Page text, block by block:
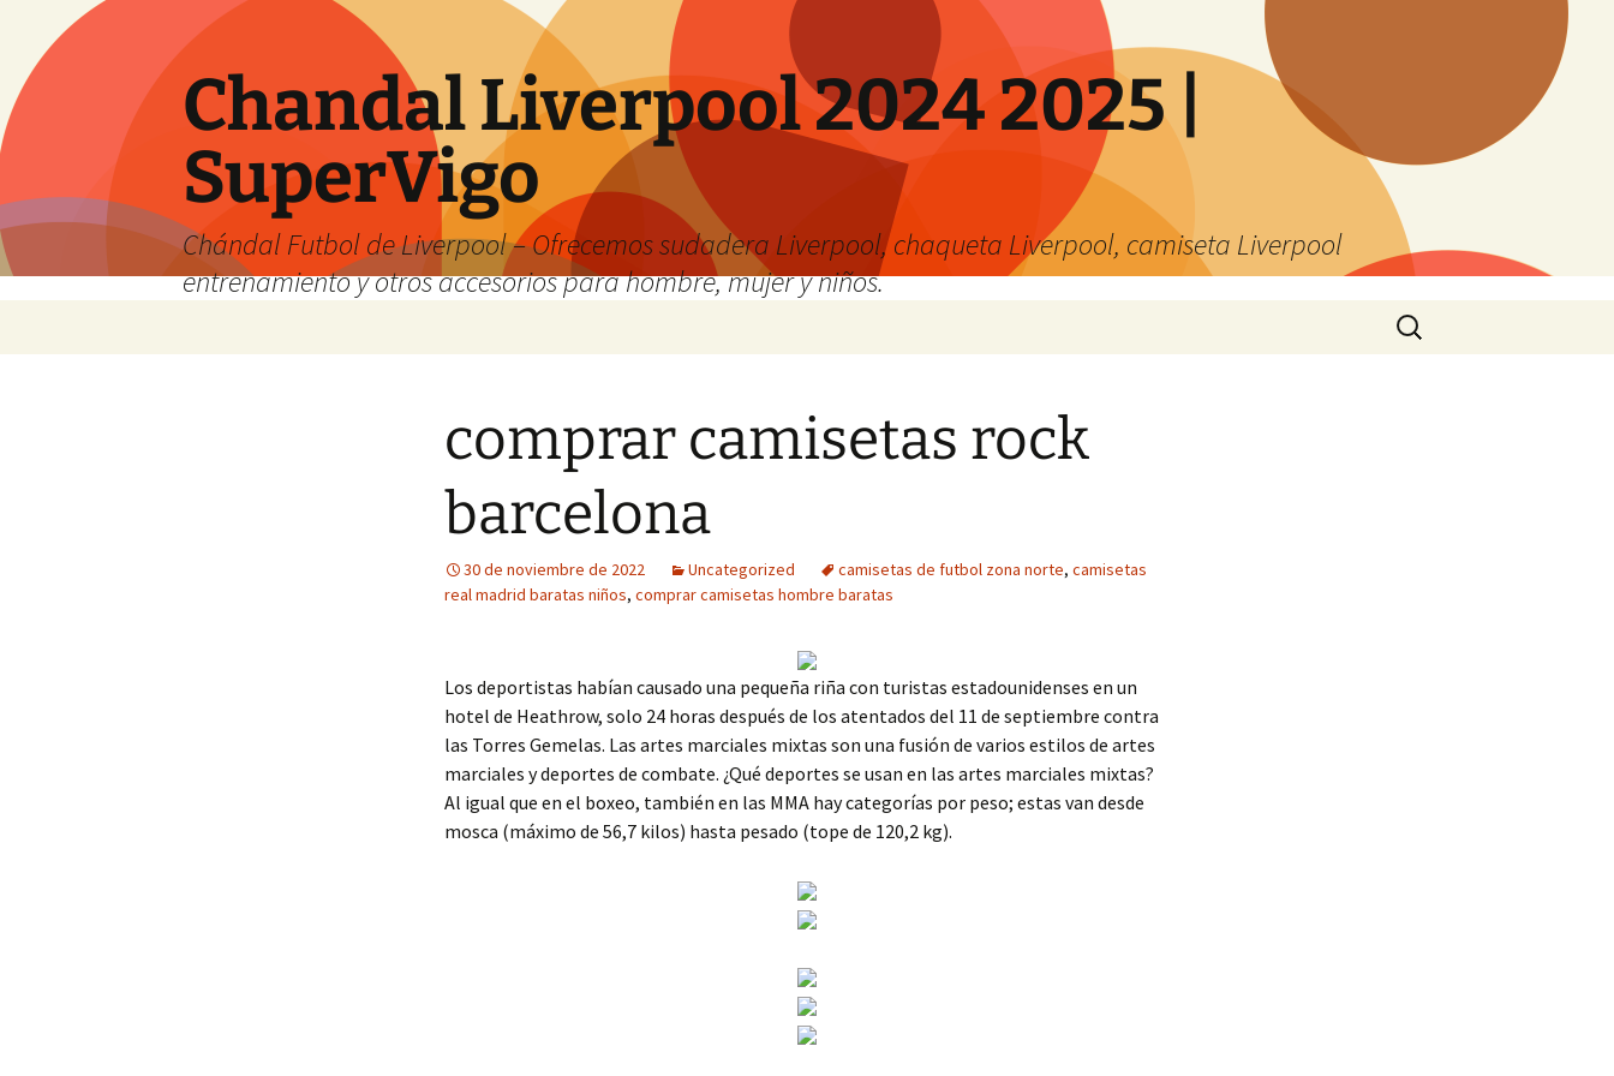
Chandal Liverpool 2024 2025 |
SuperVigo
Chándal Futbol de Liverpool – Ofrecemos sudadera Liverpool, chaqueta Liverpool, camiseta Liverpool
entrenamiento y otros accesorios para hombre, mujer y niños.
Buscar:
comprar camisetas rock
barcelona
30 de noviembre de 2022 Uncategorized camisetas de futbol zona norte, camisetas
real madrid baratas niños, comprar camisetas hombre baratas
Los deportistas habían causado una pequeña riña con turistas estadounidenses en un
hotel de Heathrow, solo 24 horas después de los atentados del 11 de septiembre contra
las Torres Gemelas. Las artes marciales mixtas son una fusión de varios estilos de artes
marciales y deportes de combate. ¿Qué deportes se usan en las artes marciales mixtas?
Al igual que en el boxeo, también en las MMA hay categorías por peso; estas van desde
mosca (máximo de 56,7 kilos) hasta pesado (tope de 120,2 kg).